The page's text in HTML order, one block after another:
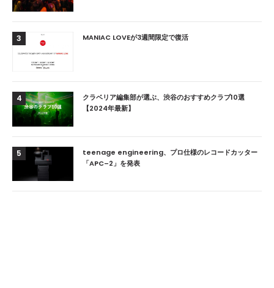
3 MANIAC LOVEが3週間限定で復活
4
クラベリア編集部が選ぶ、渋谷のおすすめクラブ10選
【2024年最新】
5
teenage engineering、プロ仕様のレコードカッター
「APC–2」を発表